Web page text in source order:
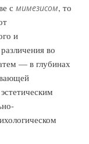
с мимезисом, то
и
во
— в глубинах